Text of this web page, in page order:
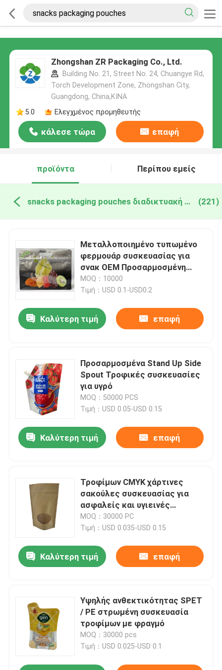
Zhongshan ZR Packaging Co., Ltd.
Building No. 21, Street No. 24, Chuangye Rd,
Torch Development Zone, Zhongshan City,
Guangdong, China,ΚΙΝΑ
5.0
Ελεγχμένος προμηθευτής
κάλεσε τώρα επαφή
προϊόντα Περίπου εμείς
snacks packaging pouches διαδικτυακή κατασκευή (221)
Μεταλλοποιημένο τυπωμένο
φερμουάρ συσκευασίας για
σνακ OEM Προσαρμοσμένη
χωρητικότητα
MOQ：10000
Τιμή：USD 0.1-USD0.2
Καλύτερη τιμή επαφή
Προσαρμοσμένα Stand Up Side
Spout Τροφικές συσκευασίες
για υγρό
MOQ：50000 PCS
Τιμή：USD 0.05-USD 0.15
Καλύτερη τιμή επαφή
Τροφίμων CMYK χάρτινες
σακούλες συσκευασίας για
ασφαλείς και υγιεινές
συσκευασίες
MOQ：30000 PC
Τιμή：USD 0.035-USD 0.15
Καλύτερη τιμή επαφή
Υψηλής ανθεκτικότητας SPET
/ PE στρωμένη συσκευασία
τροφίμων με φραγμό
MOQ：30000 pcs
Τιμή：USD 0.025-USD 0.1